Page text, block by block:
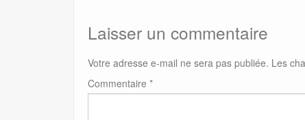
Laisser un commentaire
Votre adresse e-mail ne sera pas publiée. Les
Commentaire *